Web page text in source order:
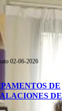
02-06-2026
DE
DE